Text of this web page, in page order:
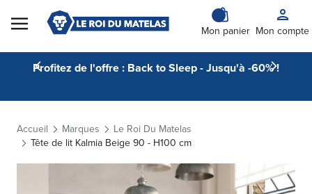
Skip to Content
Mon panier Mon compte
Profitez de l'offre : Back to Sleep - Jusqu'à -60% !
Accueil Marques
Le Roi Du Matelas
Tête de lit Kalmia Beige 90 - H100 cm